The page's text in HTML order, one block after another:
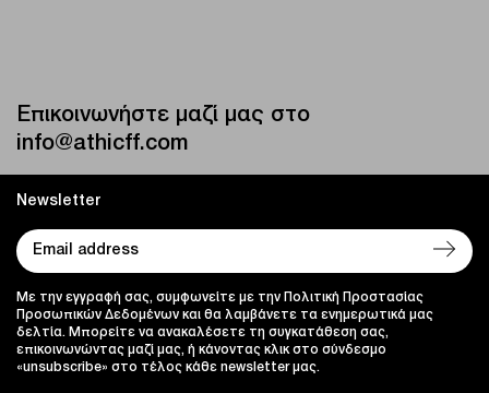
Επικοινωνήστε μαζί μας στο
info@athicff.com
Newsletter
Με την εγγραφή σας, συμφωνείτε με την Πολιτική Προστασίας
Προσωπικών Δεδομένων και θα λαμβάνετε τα ενημερωτικά μας
δελτία. Μπορείτε να ανακαλέσετε τη συγκατάθεση σας,
επικοινωνώντας μαζί μας, ή κάνοντας κλικ στο σύνδεσμο
«unsubscribe» στο τέλος κάθε newsletter μας.